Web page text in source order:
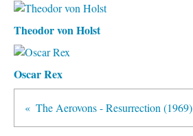
Theodor von Holst
Oscar Rex
The Aerovons - Resurrection (1969)